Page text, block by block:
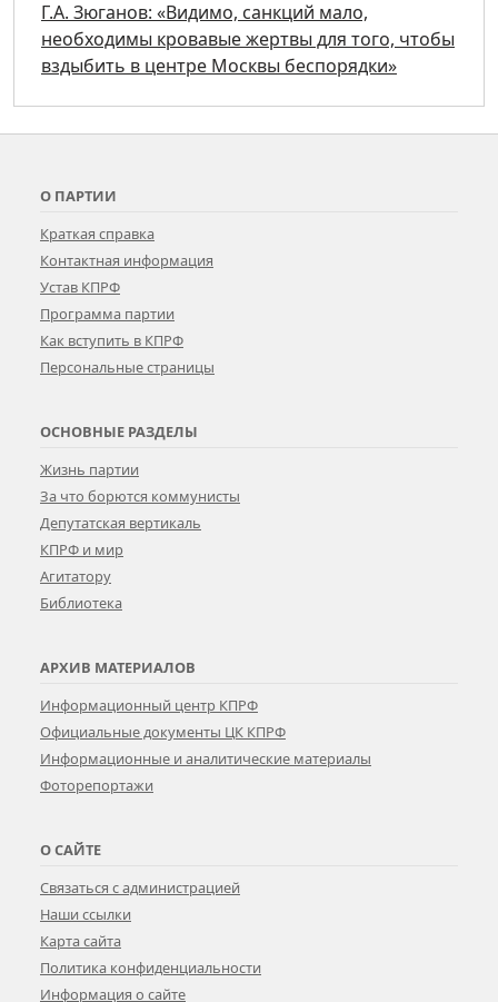
Г.А. Зюганов: «Видимо, санкций мало,
необходимы кровавые жертвы для того, чтобы
вздыбить в центре Москвы беспорядки»
О ПАРТИИ
Краткая справка
Контактная информация
Устав КПРФ
Программа партии
Как вступить в КПРФ
Персональные страницы
ОСНОВНЫЕ РАЗДЕЛЫ
Жизнь партии
За что борются коммунисты
Депутатская вертикаль
КПРФ и мир
Агитатору
Библиотека
АРХИВ МАТЕРИАЛОВ
Информационный центр КПРФ
Официальные документы ЦК КПРФ
Информационные и аналитические материалы
Фоторепортажи
О САЙТЕ
Связаться с администрацией
Наши ссылки
Карта сайта
Политика конфиденциальности
Информация о сайте